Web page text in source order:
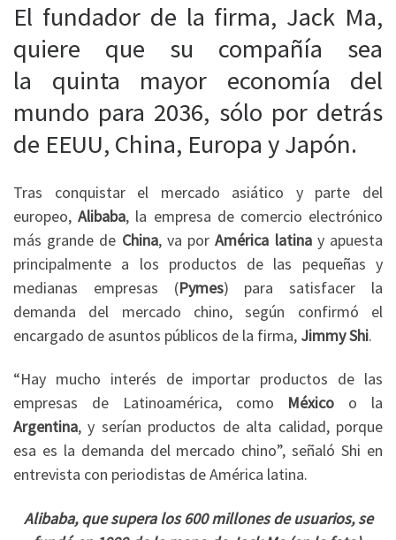
El fundador de la firma, Jack Ma,
quiere que su compañía sea
la quinta mayor economía del
mundo para 2036, sólo por detrás
de EEUU, China, Europa y Japón.
Tras conquistar el mercado asiático y parte del
europeo,Alibaba, la empresa de comercio electrónico
más grande de China, va porAmérica latina y apuesta
principalmente a los productos de las pequeñas y
medianas empresas (Pymes) para satisfacer la
demanda del mercado chino, según confirmó el
encargado de asuntos públicos de la firma, Jimmy Shi.
“Hay mucho interés de importar productos de las
empresas de Latinoamérica, como México o la
Argentina, y serían productos de alta calidad, porque
esa es la demanda del mercado chino”, señaló Shi en
entrevista con periodistas de América latina.
Alibaba, que supera los 600 millones de usuarios, se